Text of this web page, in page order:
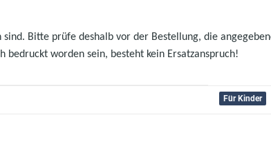
Bitte prüfe deshalb vor der Bestellung, die
worden sein, besteht kein Ersatzanspruch!
Für Kinder